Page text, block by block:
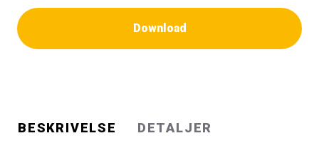
Download
BESKRIVELSE DETALJER